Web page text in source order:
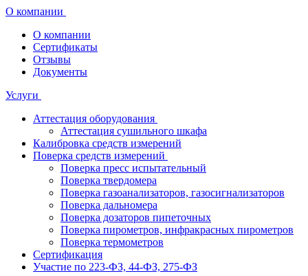
О компании
О компании
Сертификаты
Отзывы
Документы
Услуги
Аттестация оборудования
Аттестация сушильного шкафа
Калибровка средств измерений
Поверка средств измерений
Поверка пресс испытательный
Поверка твердомера
Поверка газоанализаторов, газосигнализаторов
Поверка дальномера
Поверка дозаторов пипеточных
Поверка пирометров, инфракрасных пирометров
Поверка термометров
Сертификация
Участие по 223-ФЗ, 44-ФЗ, 275-ФЗ